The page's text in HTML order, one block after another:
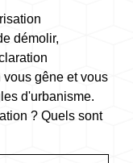
démolir,
gêne et vous
d'urbanisme.
? Quels sont